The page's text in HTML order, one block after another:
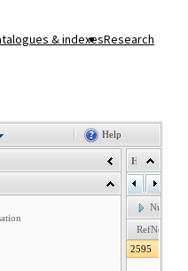
& indexesResearch